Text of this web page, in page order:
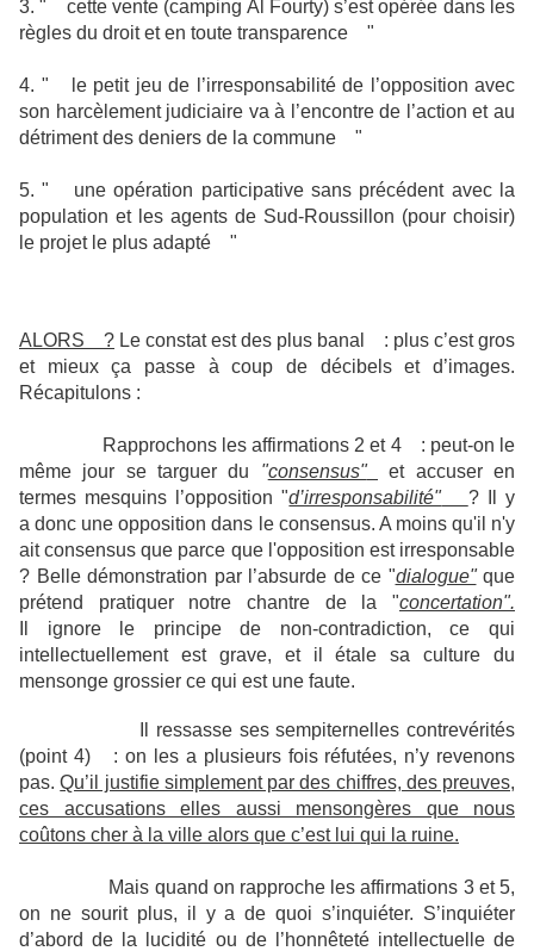
3. " cette vente (camping Al Fourty) s’est opérée dans les
règles du droit et en toute transparence "
4. " le petit jeu de l’irresponsabilité de l’opposition avec
son harcèlement judiciaire va à l’encontre de l’action et au
détriment des deniers de la commune "
5. " une opération participative sans précédent avec la
population et les agents de Sud-Roussillon (pour choisir)
le projet le plus adapté "
ALORS ? Le constat est des plus banal : plus c’est gros
et mieux ça passe à coup de décibels et d’images.
Récapitulons :
Rapprochons les affirmations 2 et 4 : peut-on le
même jour se targuer du "consensus"
et accuser en
termes mesquins l’opposition "d’irresponsabilité"
? Il y
a donc une opposition dans le consensus. A moins qu'il n'y
ait consensus que parce que l'opposition est irresponsable
? Belle démonstration par l’absurde de ce "dialogue"que
prétend pratiquer notre chantre de la "concertation".
Il ignore le principe de non-contradiction, ce qui
intellectuellement est grave, et il étale sa culture du
mensonge grossier ce qui est une faute.
Il ressasse ses sempiternelles contrevérités
(point 4) : on les a plusieurs fois réfutées, n’y revenons
pas.Qu’il justifie simplement par des chiffres, des preuves,
ces accusations elles aussi mensongères que nous
coûtons cher à la ville alors que c’est lui qui la ruine.
Mais quand on rapproche les affirmations 3 et 5,
on ne sourit plus, il y a de quoi s’inquiéter. S’inquiéter
d’abord de la lucidité ou de l’honnêteté intellectuelle de